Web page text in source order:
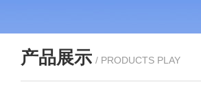
产品展示 / PRODUCTS PLAY